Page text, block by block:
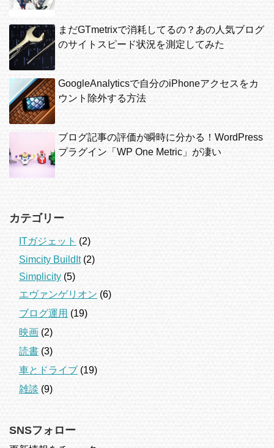
まだGTmetrixで消耗してるの？あの人気ブログ
のサイトスピード状況を測定してみた
GoogleAnalyticsで自分のiPhoneアクセスをカ
ウント除外する方法
ブログ記事の評価が瞬時に分かる！WordPress
プラグイン「WP One Metric」が凄い
カテゴリー
ITガジェット (2)
Simcity BuildIt(2)
Simplicity (5)
エヴァンゲリオン (6)
ブログ運用 (19)
映画 (2)
読書 (3)
車とドライブ(19)
雑談 (9)
SNSフォロー